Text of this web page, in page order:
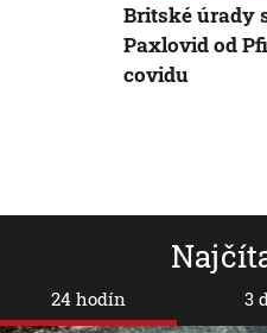
24 hodín 3
Britské úrady
Paxlovid od
covidu